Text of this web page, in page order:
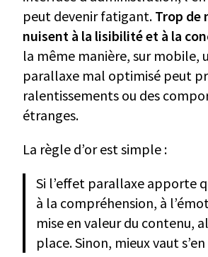
peut devenir fatigant. Trop de
nuisent à la lisibilité et à la
la même manière, sur mobile,
parallaxe mal optimisé peut
ralentissements ou des
étranges.
La règle d’or est simple :
Si l’effet parallaxe apporte
à la compréhension, à
mise en valeur du contenu,
place. Sinon, mieux vaut